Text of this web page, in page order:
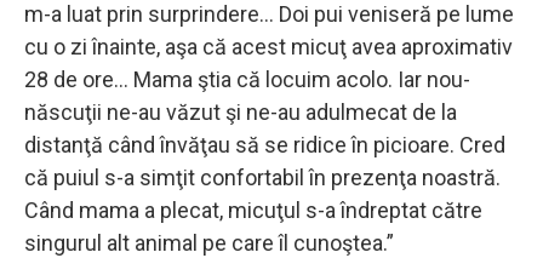
m-a luat prin surprindere… Doi pui veniseră pe lume
cu o zi înainte, aşa că acest micuţ avea aproximativ
28 de ore… Mama ştia că locuim acolo. Iar nou-
născuţii ne-au văzut şi ne-au adulmecat de la
distanţă când învăţau să se ridice în picioare. Cred
că puiul s-a simţit confortabil în prezenţa noastră.
Când mama a plecat, micuţul s-a îndreptat către
singurul alt animal pe care îl cunoştea.”